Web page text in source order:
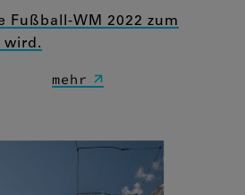
Fußball-WM 2022 zum
wird.
mehr
anonyme
Informationen helfen